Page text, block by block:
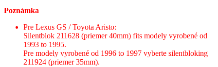
Poznámka
Pre Lexus GS / Toyota Aristo:
Silentblok 211628 (priemer 40mm) fits modely vyrobené od
1993 to 1995.
Pre modely vyrobené od 1996 to 1997 vyberte silentbloking
211924 (priemer 35mm).